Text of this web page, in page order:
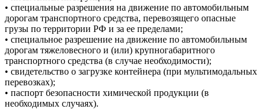
• специальные разрешения на движение по автомобильным
дорогам транспортного средства, перевозящего опасные
грузы по территории РФ и за ее пределами;
• специальное разрешение на движение по автомобильным
дорогам тяжеловесного и (или) крупногабаритного
транспортного средства (в случае необходимости);
• свидетельство о загрузке контейнера (при мультимодальных
перевозках);
• паспорт безопасности химической продукции (в
необходимых случаях).